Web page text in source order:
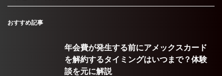
おすすめ記事
年会費が発生する前にアメックスカード
を解約するタイミングはいつまで？体験
談を元に解説